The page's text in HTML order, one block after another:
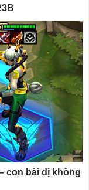
con bài dị không